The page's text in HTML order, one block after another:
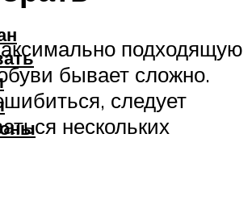
подходящую
бывает сложно.
следует
нескольких